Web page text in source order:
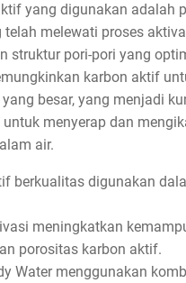
yang digunakan adalah
telah melewati proses
struktur pori-pori yang
karbon aktif
yang besar, yang menjadi
menyerap dan
air.
berkualitas digunakan
meningkatkan
porositas karbon aktif.
Water menggunakan